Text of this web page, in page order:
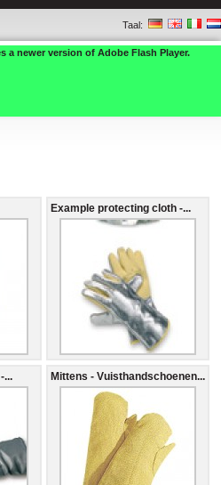
Taal:
a newer version of Adobe Flash Player.
Example protecting cloth -...
... Mittens - Vuisthandschoenen...